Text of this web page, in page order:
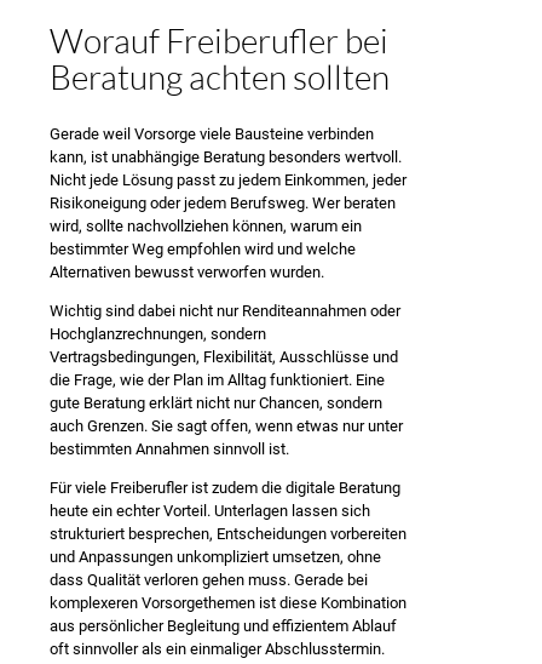
Worauf Freiberufler bei
Beratung achten sollten
Gerade weil Vorsorge viele Bausteine verbinden
kann, ist unabhängige Beratung besonders wertvoll.
Nicht jede Lösung passt zu jedem Einkommen, jeder
Risikoneigung oder jedem Berufsweg. Wer beraten
wird, sollte nachvollziehen können, warum ein
bestimmter Weg empfohlen wird und welche
Alternativen bewusst verworfen wurden.
Wichtig sind dabei nicht nur Renditeannahmen oder
Hochglanzrechnungen, sondern
Vertragsbedingungen, Flexibilität, Ausschlüsse und
die Frage, wie der Plan im Alltag funktioniert. Eine
gute Beratung erklärt nicht nur Chancen, sondern
auch Grenzen. Sie sagt offen, wenn etwas nur unter
bestimmten Annahmen sinnvoll ist.
Für viele Freiberufler ist zudem die digitale Beratung
heute ein echter Vorteil. Unterlagen lassen sich
strukturiert besprechen, Entscheidungen vorbereiten
und Anpassungen unkompliziert umsetzen, ohne
dass Qualität verloren gehen muss. Gerade bei
komplexeren Vorsorgethemen ist diese Kombination
aus persönlicher Begleitung und effizientem Ablauf
oft sinnvoller als ein einmaliger Abschlusstermin.